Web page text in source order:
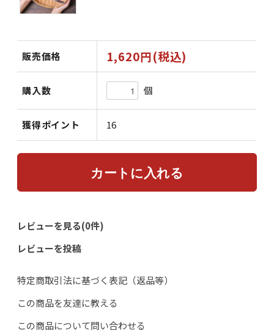
販売価格 1,620円(税込)
購入数 個
獲得ポイント 16
レビューを見る(0件)
レビューを投稿
特定商取引法に基づく表記（返品等）
この商品を友達に教える
この商品について問い合わせる